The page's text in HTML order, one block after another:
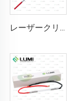
レーザークリプトンランプ L2851-5×105×175 mm